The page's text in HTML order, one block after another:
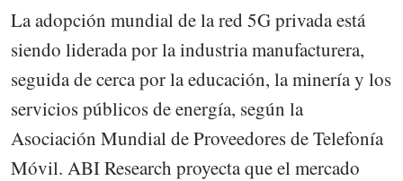
La adopción mundial de la red 5G privada está
siendo liderada por la industria manufacturera,
seguida de cerca por la educación, la minería y los
servicios públicos de energía, según la
Asociación Mundial de Proveedores de Telefonía
Móvil. ABI Research proyecta que el mercado